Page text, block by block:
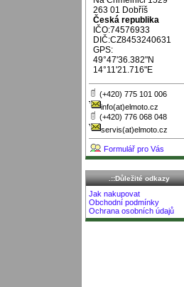
263 01 Dobříš
Česká republika
IČO:74576933
DIČ:CZ8453240631
GPS:
49°47'36.382"N
14°11'21.716"E
(+420) 775 101 006
info(at)elmoto.cz
(+420) 776 068 048
servis(at)elmoto.cz
Formulář pro Vás
.::Důležité odkazy
Jak nakupovat
Obchodní podmínky
Ochrana osobních údajů